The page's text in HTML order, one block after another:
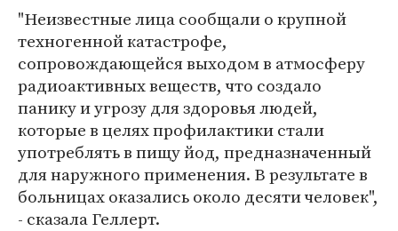
"Неизвестные лица сообщали о крупной
техногенной катастрофе,
сопровождающейся выходом в атмосферу
радиоактивных веществ, что создало
панику и угрозу для здоровья людей,
которые в целях профилактики стали
употреблять в пищу йод, предназначенный
для наружного применения. В результате в
больницах оказались около десяти человек",
- сказала Геллерт.